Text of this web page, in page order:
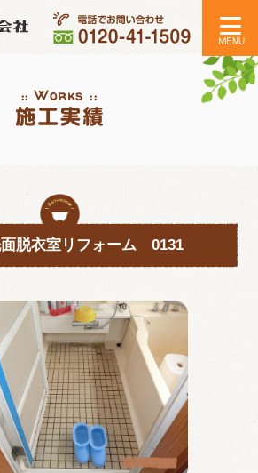
:: Works ::
脱衣室リフォーム 0131